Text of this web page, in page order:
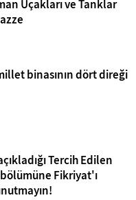
Uçakları ve Tanklar
binasının dört direği
Tercih Edilen
Fikriyat'ı